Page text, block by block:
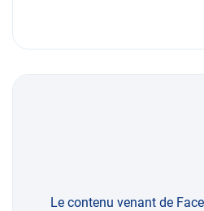
Le contenu venant de